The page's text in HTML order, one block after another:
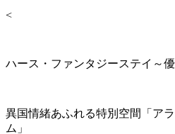
<
ハース・ファンタジーステイ～
異国情緒あふれる特別空間「ア
ム」